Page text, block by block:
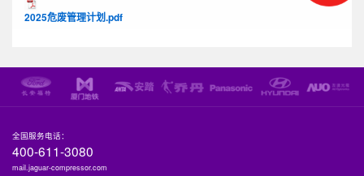
2025危废管理计划.pdf
全国服务电话：
400-611-3080
mail.jaguar-compressor.com